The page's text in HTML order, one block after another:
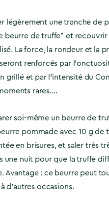
légèrement une tranche de
beurre de truffe* et recouvrir
La force, la rondeur et la
renforcés par
grillé et par l’intensité du
rares….
soi-même un beurre de
pommade avec 10 g de
en brisures, et saler très
une nuit pour que la truffe
Avantage : ce beurre peut
d’autres occasions.